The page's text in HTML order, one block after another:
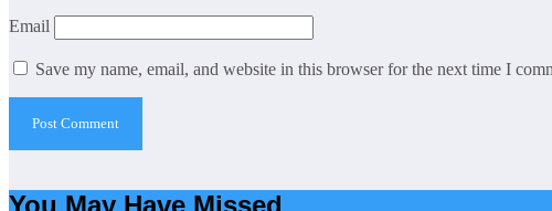
Email
Save my name, email, and website in this browser for the next time I
You May Have Missed